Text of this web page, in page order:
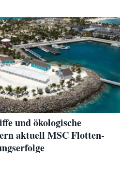
und ökologische
aktuell MSC Flotten-